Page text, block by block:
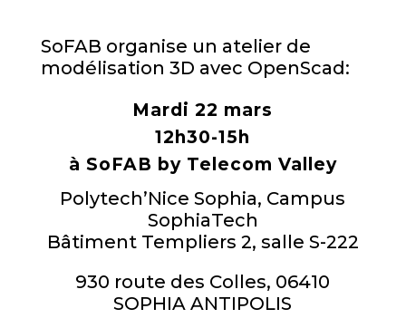
SoFAB organise un atelier de
modélisation 3D avec OpenScad:
Mardi 22 mars
12h30-15h
à SoFAB by Telecom Valley
Polytech’Nice Sophia, Campus
SophiaTech
Bâtiment Templiers 2, salle S-222
930 route des Colles, 06410
SOPHIA ANTIPOLIS